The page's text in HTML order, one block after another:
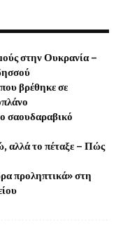
στην Ουκρανία –
βρέθηκε σε
σαουδαραβικό
αλλά το πέταξε – Πώς
προληπτικά» στη